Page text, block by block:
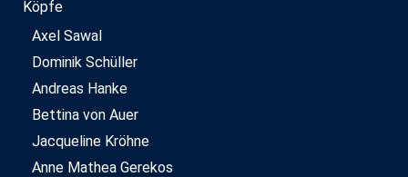
Köpfe
Axel Sawal
Dominik Schüller
Andreas Hanke
Bettina von Auer
Jacqueline Kröhne
Anne Mathea Gerekos